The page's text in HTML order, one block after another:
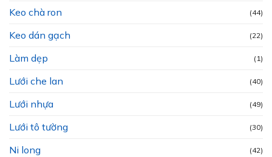
Keo chà ron (44)
Keo dán gạch (22)
Làm dẹp (1)
Lưới che lan (40)
Lưới nhựa (49)
Lưới tô tường (30)
Ni long (42)